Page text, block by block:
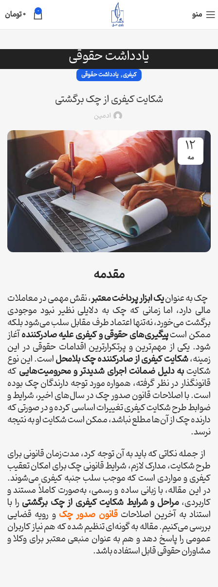
منو 0
0تومان
یادداشت حقوقی
کیفری, یادداشت حقوقی
شکایت کیفری از چک برگشتی
ادمین
12
مه
مقدمه
چک به عنوانیک ابزار پرداخت معتبر، نقش مهمی در معاملات
مالی دارد، اما زمانی که چک به دلایلی نظیر نبود موجودی
برگشت می‌خورد، نه‌تنها اعتماد طرف مقابل سلب می‌شود بلکه
ممکن استپیگیری‌های حقوقی و کیفری علیه صادرکنندهآغاز
شود. یکی از مهم‌ترین و پرتکرارترین اقدامات حقوقی در این
زمینه،شکایت کیفری از صادرکننده چک بلامحلاست. این نوع
شکایت به دلیل ضمانت اجرای شدیدتر و محرومیت‌هایی که
قانونگذار در نظر گرفته، همواره مورد توجه دارندگان چک بوده
است. با اصلاحات قانون صدور چک در سال‌های اخیر، شرایط و
ضوابط طرح شکایت کیفری تغییرات اساسی کرده و در صورتی که
دارنده چک از آن‌ها مطلع نباشد، ممکن است شکایت او به نتیجه
نرسد.
از جمله نکاتی که باید به آن توجه کرد، مدت‌زمان قانونی برای
طرح شکایت، مدارک لازم، شرایط قانونی چک برای امکان تعقیب
کیفری و مواردی است که موجب سلب جنبه کیفری می‌شوند.
در این مقاله، با زبانی ساده و رسمی، به‌صورت کاملاً مستند و
کاربردی،مراحل و شرایط شکایت کیفری از چک برگشتی را با
استناد به آخرین اصلاحاتقانون صدور چک و رویه قضایی
بررسی می‌کنیم. مقاله به گونه‌ای تنظیم شده که هم نیاز کاربران
عمومی را پاسخ دهد و هم به عنوان منبعی معتبر برای وکلا و
مشاوران حقوقی قابل استفاده باشد.